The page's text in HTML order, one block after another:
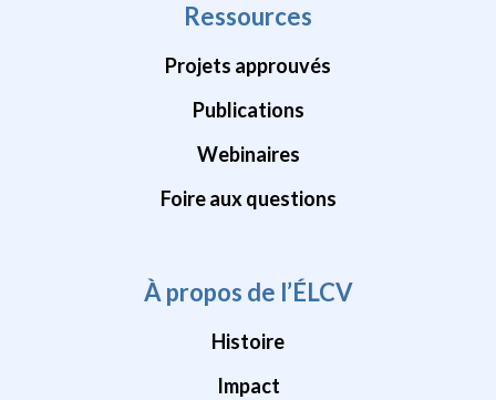
Ressources
Projets approuvés
Publications
Webinaires
Foire aux questions
À propos de l’ÉLCV
Histoire
Impact